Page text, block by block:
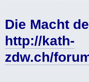
Die Macht
http://kath-
zdw.ch/